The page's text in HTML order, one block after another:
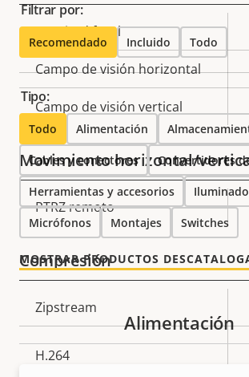
Descripción
de
propiedad
Valor de
la
propiedad
Longitud focal
Campo de visión horizontal
Campo de visión vertical
Movimiento horizontal/
Descripción
de
Valor de
PTRZ remoto
Compresión
Descripción
de
propiedad
la
propiedad
Zipstream
H.264
Filtrar por:
Recomendado Incluido Todo
Tipo:
Todo Alimentación
Cables y conectores Convertidores
Herramientas y accesorios
Micrófonos Montajes Switches
MOSTRAR PRODUCTOS
Alimentación